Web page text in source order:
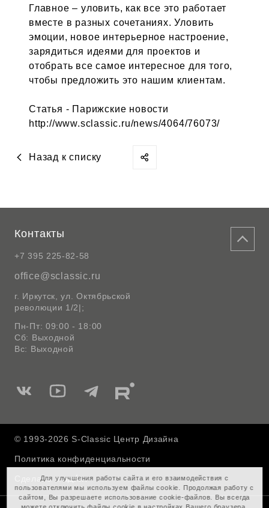
Главное – уловить, как все это работает
вместе в разных сочетаниях. Уловить
эмоции, новое интерьерное настроение,
зарядиться идеями для проектов и
отобрать все самое интересное для того,
чтобы предложить это нашим клиентам.
Статья - Парижские новости
http://www.sclassic.ru/news/4064/76073/
Назад к списку
Контакты
+7 395 225-82-58
office@sclassic.ru
г. Иркутск, ул. Октябрьской
революции 1/2|;
Пн-Пт: 09:00 - 18:00
Сб: Выходной
Вс: Выходной
Мы
Вконтакте
Мы
Ютуб
Мы
Telegram
Мы
Rutube
© 1993-2026 S-Classic Центр Дизайна
Политика конфиденциальности
Сделано вДля улучшения работы сайта и его взаимодействия с
пользователями мы используем файлы cookie. Продолжая работу с
сайтом, Вы разрешаете использование cookie-файлов. Вы всегда